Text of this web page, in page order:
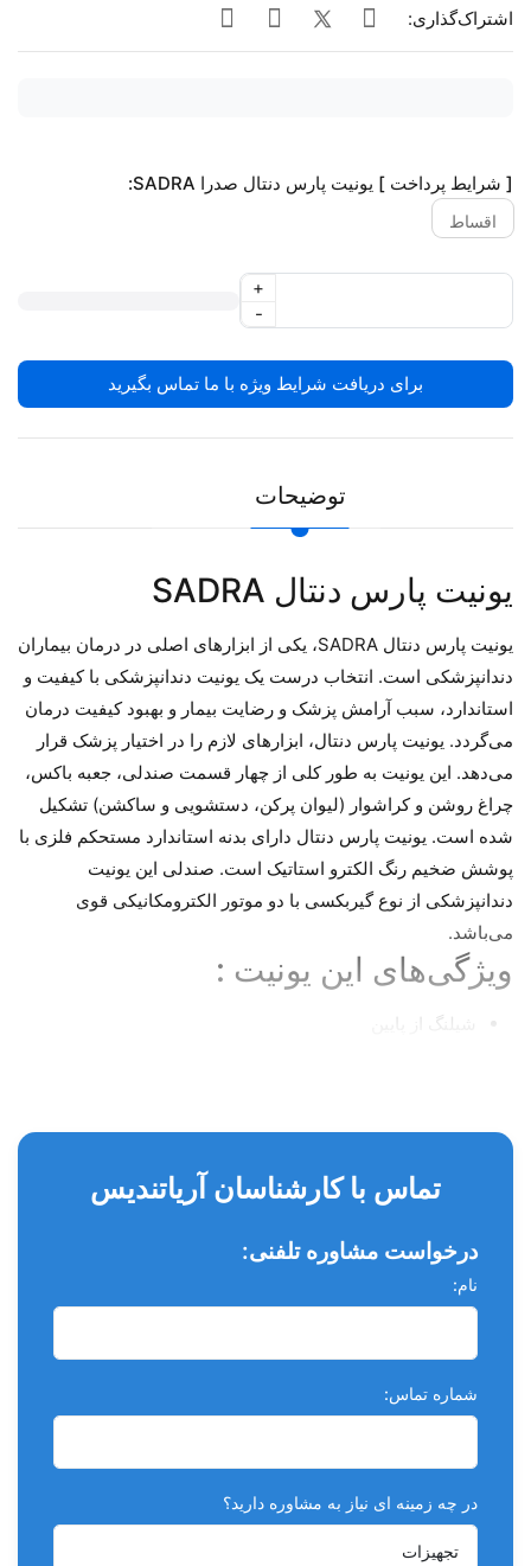
اشتراک‌گذاری:
[ شرایط پرداخت ] یونیت پارس دنتال صدرا SADRA:
اقساط
-
+
برای دریافت شرایط ویژه با ما تماس بگیرید
توضیحات
یونیت پارس دنتال SADRA
یونیت پارس دنتال SADRA، یکی از ابزارهای اصلی در درمان بیماران
دندانپزشکی است. انتخاب درست یک یونیت دندانپزشکی با کیفیت و
استاندارد، سبب آرامش پزشک و رضایت بیمار و بهبود کیفیت درمان
می‌گردد. یونیت پارس دنتال، ابزارهای لازم را در اختیار پزشک قرار
می‌دهد. این یونیت به طور کلی از چهار قسمت صندلی، جعبه باکس،
چراغ روشن و کراشوار (لیوان پرکن، دستشویی و ساکشن) تشکیل
شده است. یونیت پارس دنتال دارای بدنه استاندارد مستحکم فلزی با
پوشش ضخیم رنگ الکترو استاتیک است. صندلی این یونیت
دندانپزشکی از نوع گیربکسی با دو موتور الکترومکانیکی قوی
می‌باشد.
ویژگی‌های این یونیت :
شیلنگ از پایین
پدال پایی استاندارد
زیر سری ۲ محوره
سیستم آبگرم
باکس یونیت متصل به زمین
تابلت با شیلنگ کویلی
سیستم تمام اتوماتیک
چراغ ۲۲،۰۰۰ لوکس هالوژن
تماس با کارشناسان آریاتندیس
درخواست مشاوره تلفنی:
نام:
شماره تماس:
در چه زمینه ای نیاز به مشاوره دارید؟